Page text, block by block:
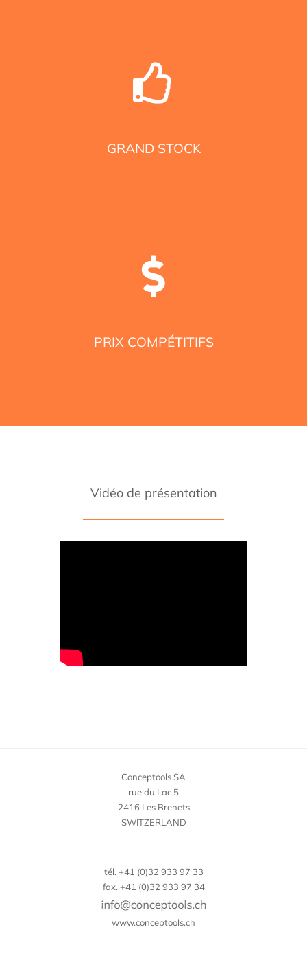
GRAND STOCK
PRIX COMPÉTITIFS
Vidéo de présentation
Conceptools SA
rue du Lac 5
2416 Les Brenets
SWITZERLAND
tél. +41 (0)32 933 97 33
fax. +41 (0)32 933 97 34
www.conceptools.ch